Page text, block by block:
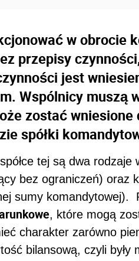
w obrocie
przepisy
jest
Wspólnicy muszą
zostać wniesione
spółki
tej są dwa rodzaje
bez ograniczeń) oraz
sumy komandytowej).
, które mogą
charakter zarówno
bilansową, czyli były